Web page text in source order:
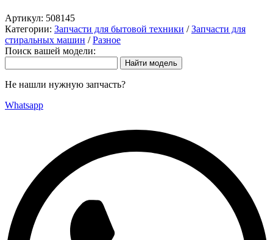
Артикул: 508145
Категории: Запчасти для бытовой техники /Запчасти для
стиральных машин /Разное
Поиск вашей модели:
Не нашли нужную запчасть?
Whatsapp